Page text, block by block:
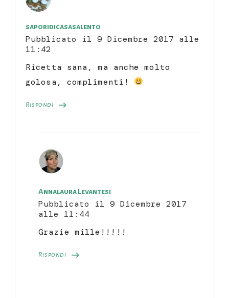
saporidicasasalento
Pubblicato il 9 Dicembre 2017 alle
11:42
Rispondi
Ricetta sana, ma anche molto
golosa, complimenti!
Annalaura Levantesi
Pubblicato il 9 Dicembre 2017
alle 11:44
Rispondi
Grazie mille!!!!!